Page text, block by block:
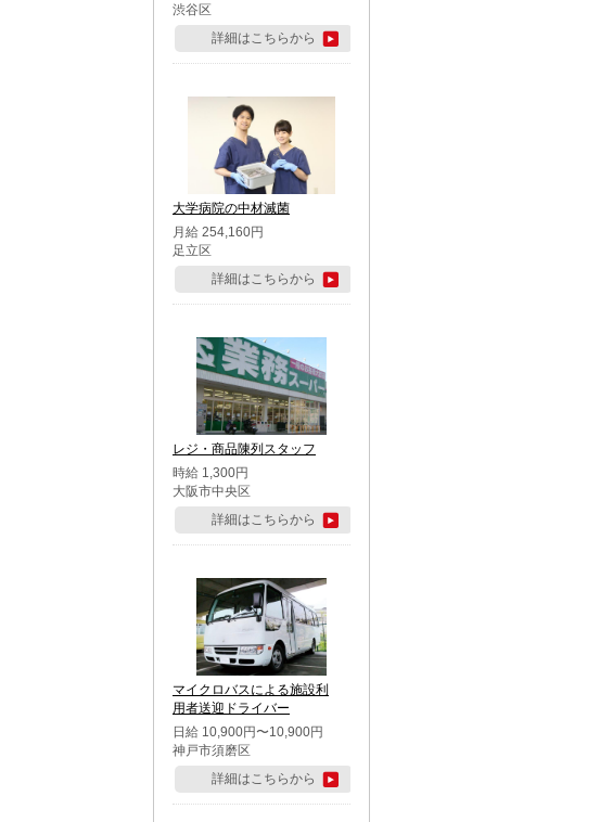
渋谷区
詳細はこちらから
大学病院の中材滅菌
月給 254,160円
足立区
詳細はこちらから
レジ・商品陳列スタッフ
時給 1,300円
大阪市中央区
詳細はこちらから
マイクロバスによる施設利
用者送迎ドライバー
日給 10,900円〜10,900円
神戸市須磨区
詳細はこちらから